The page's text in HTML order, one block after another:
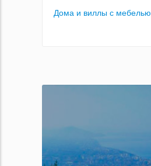
Дома и виллы с мебелью